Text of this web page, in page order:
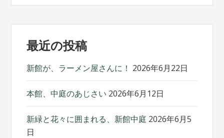
ナ
ビ
ゲ
ー
シ
ン
最近の投稿
新館が、ラーメン屋さんに！ 2026年6月22日
本館、中庭のあじさい 2026年6月12日
新緑と花々に囲まれる、新館中庭 2026年6月5
日